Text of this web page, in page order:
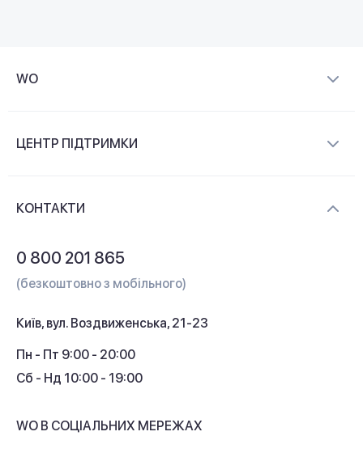
WO
Контакти
ЦЕНТР ПІДТРИМКИ
Кешбек
КОНТАКТИ
0 800 201 865
(безкоштовно з мобільного)
Київ, вул. Воздвиженська, 21-23
Пн - Пт 9:00 - 20:00
Сб - Нд 10:00 - 19:00
WO В СОЦІАЛЬНИХ МЕРЕЖАХ